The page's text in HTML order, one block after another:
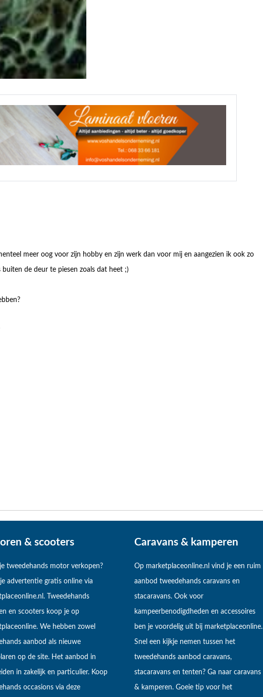
meer oog voor zijn hobby en zijn werk dan voor mij en aangezien ik ook zo
de deur te piesen zoals dat heet ;)
& scooters
tweedehands motor verkopen?
je advertentie gratis online via
Tweedehands
en scooters koop je op
We hebben zowel
aanbod als nieuwe
op de site. Het aanbod in
in zakelijk en particulier. Koop
occasions via deze
Caravans & kamperen
Op marketplaceonline.nl vind je een ruim
aanbod tweedehands caravans en
stacaravans. Ook voor
kampeerbenodigdheden en accessoires
ben je voordelig uit bij marketplaceonline.
Snel een kijkje nemen tussen het
tweedehands aanbod caravans,
stacaravans en tenten? Ga naar caravans
& kamperen. Goeie tip voor het